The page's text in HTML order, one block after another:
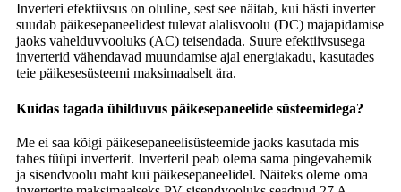
Inverteri efektiivsus on oluline, sest see näitab, kui hästi inverter
suudab päikesepaneelidest tulevat alalisvoolu (DC) majapidamise
jaoks vahelduvvooluks (AC) teisendada. Suure efektiivsusega
inverterid vähendavad muundamise ajal energiakadu, kasutades
teie päikesesüsteemi maksimaalselt ära.
Kuidas tagada ühilduvus päikesepaneelide süsteemidega?
Me ei saa kõigi päikesepaneelisüsteemide jaoks kasutada mis
tahes tüüpi inverterit. Inverteril peab olema sama pingevahemik
ja sisendvoolu maht kui päikesepaneelidel. Näiteks oleme oma